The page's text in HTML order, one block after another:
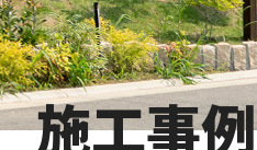
施工事例